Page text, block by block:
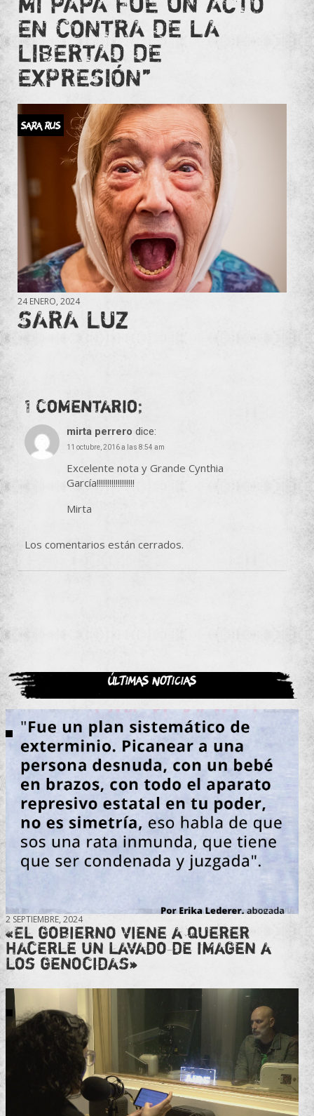
EN CONTRA DE LA
LIBERTAD DE
EXPRESIÓN”
SARA RUS
24 ENERO, 2024
SARA LUZ
1 Comentario;
mirta perrero dice:
11 octubre, 2016 a las 8:54 am
Excelente nota y Grande Cynthia
García!!!!!!!!!!!!!!!!!!
Mirta
Los comentarios están cerrados.
Últimas noticias
2 SEPTIEMBRE, 2024
«El gobierno viene a querer
hacerle un lavado de imagen a
los genocidas»